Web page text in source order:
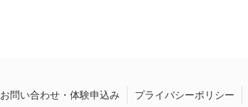
お問い合わせ・体験申込み プライバシーポリシー